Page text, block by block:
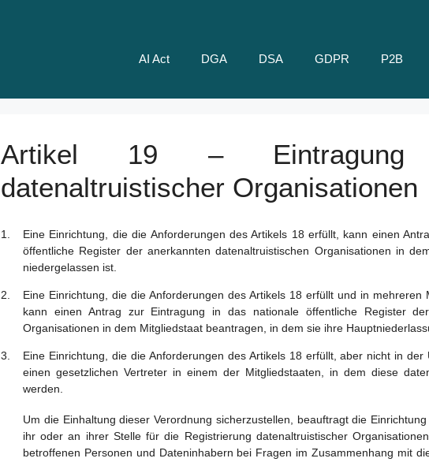
AI Act DGA DSA GDPR P2B
Artikel 19 – Eintragung
datenaltruistischer Organisationen
Eine Einrichtung, die die Anforderungen des Artikels 18 erfüllt, kann einen
öffentliche Register der anerkannten datenaltruistischen Organisationen in
niedergelassen ist.
Eine Einrichtung, die die Anforderungen des Artikels 18 erfüllt und in mehreren
kann einen Antrag zur Eintragung in das nationale öffentliche Register
Organisationen in dem Mitgliedstaat beantragen, in dem sie ihre
Eine Einrichtung, die die Anforderungen des Artikels 18 erfüllt, aber nicht in
einen gesetzlichen Vertreter in einem der Mitgliedstaaten, in dem diese
werden.
Um die Einhaltung dieser Verordnung sicherzustellen, beauftragt die
ihr oder an ihrer Stelle für die Registrierung datenaltruistischer
betroffenen Personen und Dateninhabern bei Fragen im Zusammenhang mit